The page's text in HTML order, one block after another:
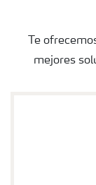
Te
mejores